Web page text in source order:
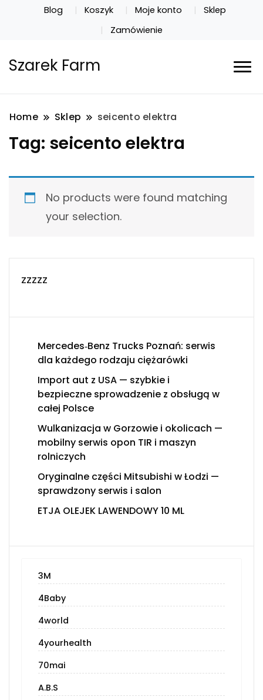
Blog Koszyk Moje konto
Sklep
Zamówienie
Szarek Farm
Home Sklep seicento elektra
Tag: seicento elektra
No products were found matching
your selection.
zzzzz
Mercedes‑Benz Trucks Poznań: serwis
dla każdego rodzaju ciężarówki
Import aut z USA — szybkie i
bezpieczne sprowadzenie z obsługą w
całej Polsce
Wulkanizacja w Gorzowie i okolicach —
mobilny serwis opon TIR i maszyn
rolniczych
Oryginalne części Mitsubishi w Łodzi —
sprawdzony serwis i salon
ETJA OLEJEK LAWENDOWY 10 ML
3M
4Baby
4world
4yourhealth
70mai
A.B.S